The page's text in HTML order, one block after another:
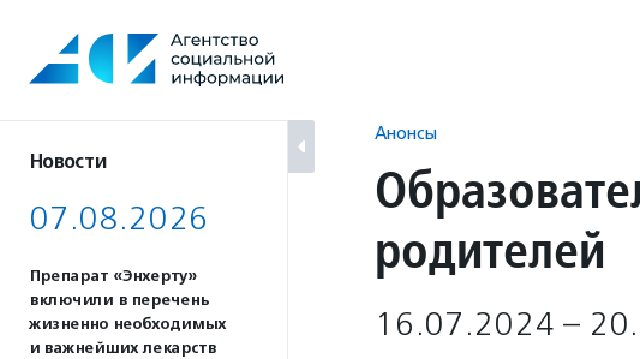
содержанию
Новости
07.08.2026
Препарат «Энхерту»
включили в перечень
жизненно необходимых
и важнейших лекарств
Анонсы
родителей
16.07.2024 –